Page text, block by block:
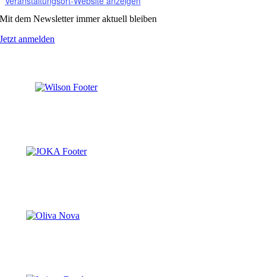
Mit dem Newsletter immer aktuell bleiben
Jetzt anmelden